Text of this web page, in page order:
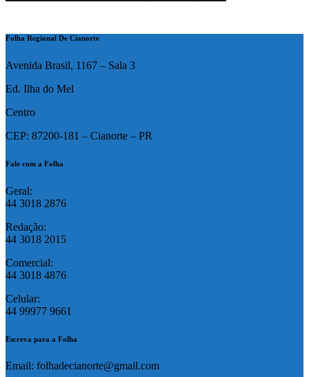
Folha Regional De Cianorte
Avenida Brasil, 1167 – Sala 3
Ed. Ilha do Mel
Centro
CEP: 87200-181 – Cianorte – PR
Fale com a Folha
Geral:
44 3018 2876
Redação:
44 3018 2015
Comercial:
44 3018 4876
Celular:
44 99977 9661
Escreva para a Folha
Email: folhadecianorte@gmail.com